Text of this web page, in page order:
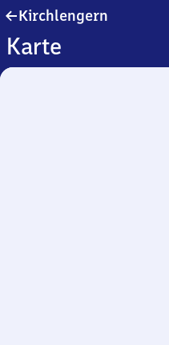
Kirchlengern
Karte